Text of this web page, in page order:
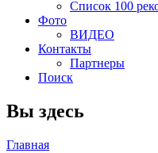
Список 100
Фото
ВИДЕО
Контакты
Партнеры
Поиск
Вы здесь
Главная